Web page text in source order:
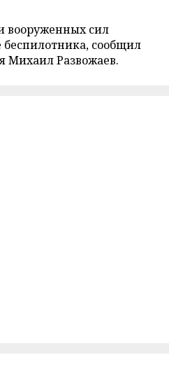
вооруженных сил
сообщил
Михаил Развожаев.